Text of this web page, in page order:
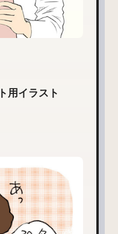
用イラスト